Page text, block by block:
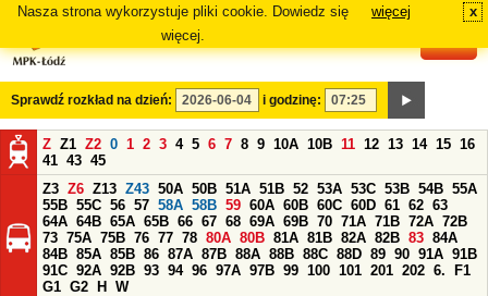
Nasza strona wykorzystuje pliki cookie. Dowiedz się
więcej.
więcej x
Sprawdź rozkład na dzień: i godzinę:
Z Z1 Z2 0 1 2 3 4 5 6 7 8 9 10A 10B 11 12 13 14 15 16
41 43 45
Z3 Z6 Z13 Z43 50A 50B 51A 51B 52 53A 53C 53B 54B 55A
55B 55C 56 57 58A 58B 59 60A 60B 60C 60D 61 62 63
64A 64B 65A 65B 66 67 68 69A 69B 70 71A 71B 72A 72B
73 75A 75B 76 77 78 80A 80B 81A 81B 82A 82B 83 84A
84B 85A 85B 86 87A 87B 88A 88B 88C 88D 89 90 91A 91B
91C 92A 92B 93 94 96 97A 97B 99 100 101 201 202 6.
F1
G1 G2 H
W